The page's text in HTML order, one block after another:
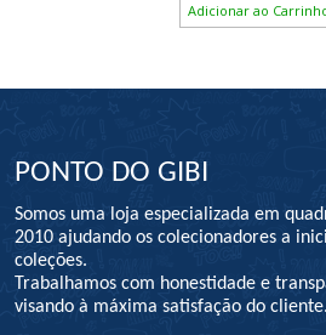
Adicionar ao
PONTO DO GIBI
Somos uma loja especializada em
2010 ajudando os colecionadores a
coleções.
Trabalhamos com honestidade e
visando à máxima satisfação do cliente.